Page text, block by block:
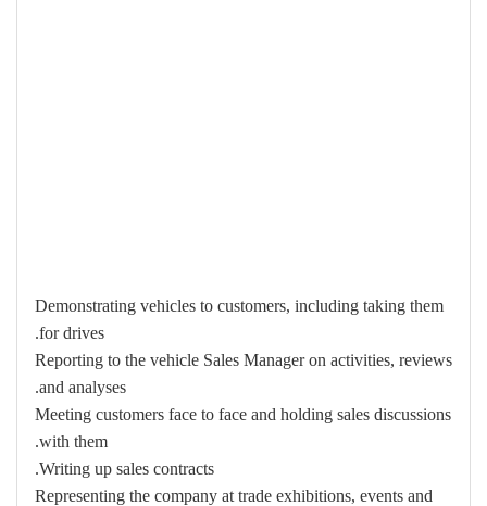
Demonstrating vehicles to customers, including taking them
for drives.
Reporting to the vehicle Sales Manager on activities, reviews
and analyses.
Meeting customers face to face and holding sales discussions
with them.
Writing up sales contracts.
Representing the company at trade exhibitions, events and